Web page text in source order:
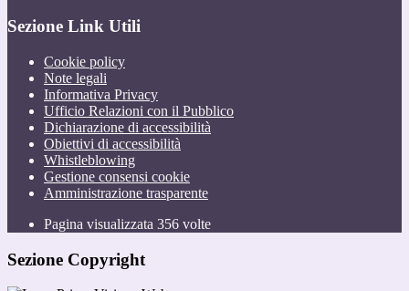
Sezione Link Utili
Cookie policy
Note legali
Informativa Privacy
Ufficio Relazioni con il Pubblico
Dichiarazione di accessibilità
Obiettivi di accessibilità
Whistleblowing
Gestione consensi cookie
Amministrazione trasparente
Pagina visualizzata 356 volte
Sezione Copyright